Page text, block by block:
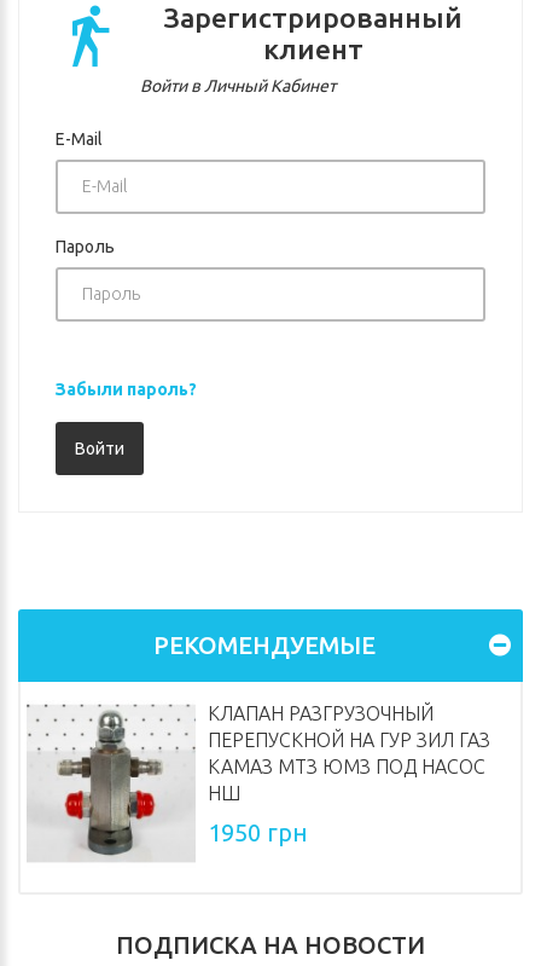
Зарегистрированный
клиент
Войти в Личный Кабинет
E-Mail
Пароль
Забыли пароль?
РЕКОМЕНДУЕМЫЕ
КЛАПАН РАЗГРУЗОЧНЫЙ
ПЕРЕПУСКНОЙ НА ГУР ЗИЛ ГАЗ
КАМАЗ МТЗ ЮМЗ ПОД НАСОС
НШ
1950 грн
ПОДПИСКА НА НОВОСТИ